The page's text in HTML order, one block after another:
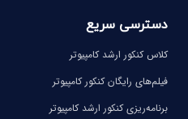
دسترسی سریع
کلاس کنکور ارشد کامپیوتر
فیلم‌های رایگان کنکور کامپیوتر
برنامه‌ریزی کنکور ارشد کامپیوتر